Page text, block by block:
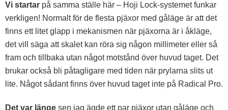
Vi startar på samma ställe här – Hoji Lock-systemet funkar
verkligen! Normalt för de flesta pjäxor med gåläge är att det
finns ett litet glapp i mekanismen när pjäxorna är i åkläge,
det vill säga att skalet kan röra sig någon millimeter eller så
fram och tillbaka utan något motstånd över huvud taget. Det
brukar också bli påtagligare med tiden när prylarna slits ut
lite. Något sådant finns över huvud taget inte på Radical Pro.
Det var länge sen jag ägde ett par pjäxor utan gåläge och